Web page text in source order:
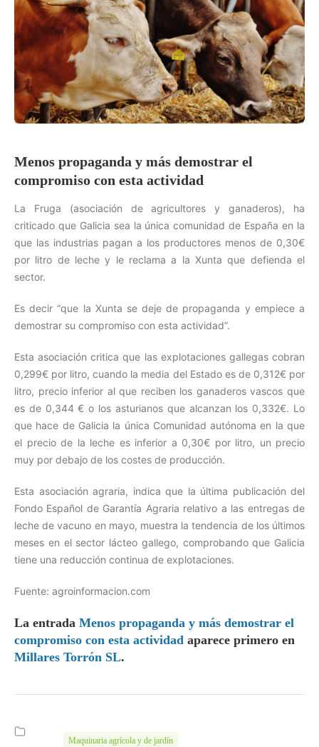
Menos propaganda y más demostrar el
compromiso con esta actividad
La Fruga (asociación de agricultores y ganaderos), ha
criticado que Galicia sea la única comunidad de España en la
que las industrias pagan a los productores menos de 0,30€
por litro de leche y le reclama a la Xunta que defienda el
sector.
Es decir “que la Xunta se deje de propaganda y empiece a
demostrar su compromiso con esta actividad”.
Esta asociación critica que las explotaciones gallegas cobran
0,299€ por litro, cuando la media del Estado es de 0,312€ por
litro, precio inferior al que reciben los ganaderos vascos que
es de 0,344 € o los asturianos que alcanzan los 0,332€. Lo
que hace de Galicia la única Comunidad autónoma en la que
el precio de la leche es inferior a 0,30€ por litro, un precio
muy por debajo de los costes de producción.
Esta asociación agraria, indica que la última publicación del
Fondo Español de Garantía Agraria relativo a las entregas de
leche de vacuno en mayo, muestra la tendencia de los últimos
meses en el sector lácteo gallego, comprobando que Galicia
tiene una reducción continua de explotaciones.
Fuente: agroinformacion.com
La entrada Menos propaganda y más demostrar el
compromiso con esta actividad aparece primero en
Millares Torrón SL.
Maquinaria agrícola y de jardín